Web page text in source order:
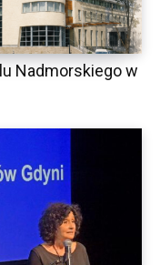
Nadmorskiego w